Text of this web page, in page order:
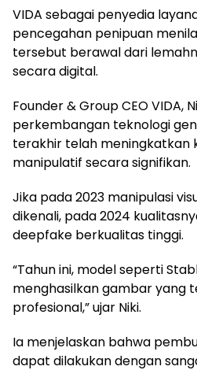
VIDA sebagai penyedia
pencegahan penipuan
tersebut berawal dari
secara digital.
Founder & Group CEO VIDA,
perkembangan teknologi
terakhir telah meningkatkan
manipulatif secara signifikan.
Jika pada 2023 manipulasi
dikenali, pada 2024
deepfake berkualitas tinggi.
“Tahun ini, model seperti
menghasilkan gambar yang
profesional,” ujar Niki.
Ia menjelaskan bahwa
dapat dilakukan dengan